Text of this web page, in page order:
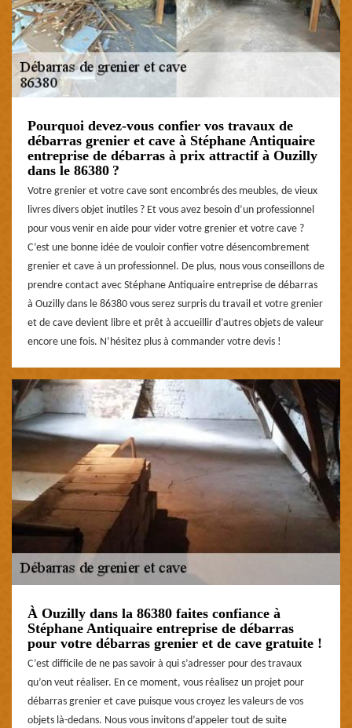
Pourquoi devez-vous confier vos travaux de
débarras grenier et cave à Stéphane Antiquaire
entreprise de débarras à prix attractif à Ouzilly
dans le 86380 ?
Votre grenier et votre cave sont encombrés des meubles, de vieux
livres divers objet inutiles ? Et vous avez besoin d’un professionnel
pour vous venir en aide pour vider votre grenier et votre cave ?
C’est une bonne idée de vouloir confier votre désencombrement
grenier et cave à un professionnel. De plus, nous vous conseillons de
prendre contact avec Stéphane Antiquaire entreprise de débarras
à Ouzilly dans le 86380 vous serez surpris du travail et votre grenier
et de cave devient libre et prêt à accueillir d’autres objets de valeur
encore une fois. N’hésitez plus à commander votre devis !
À Ouzilly dans la 86380 faites confiance à
Stéphane Antiquaire entreprise de débarras
pour votre débarras grenier et de cave gratuite !
C’est difficile de ne pas savoir à qui s’adresser pour des travaux
qu’on veut réaliser. En ce moment, vous réalisez un projet pour
débarras grenier et cave puisque vous croyez les valeurs de vos
objets là-dedans. Nous vous invitons d’appeler tout de suite